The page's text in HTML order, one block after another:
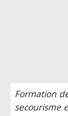
Formation
secourisme